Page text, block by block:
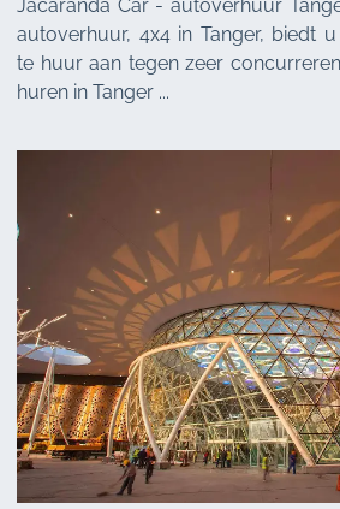
Jacaranda Car - autoverhuur
autoverhuur, 4x4 in Tanger, biedt
te huur aan tegen zeer
huren in Tanger ...